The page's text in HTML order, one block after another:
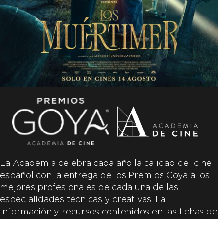
La Academia celebra cada año la calidad del cine
español con la entrega de los Premios Goya a los
mejores profesionales de cada una de las
especialidades técnicas y creativas. La
información y recursos contenidos en las fichas de